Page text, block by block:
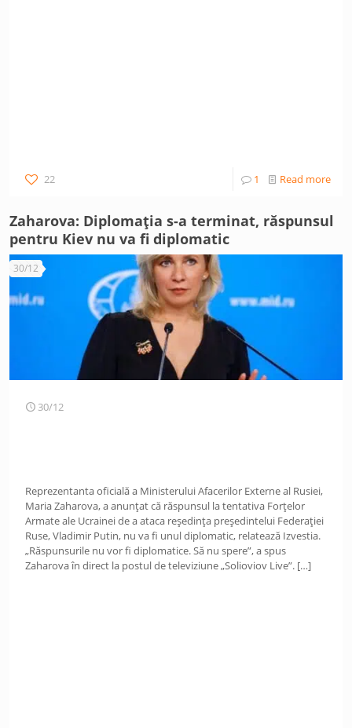
22 1 Read more
Zaharova: Diplomația s-a terminat, răspunsul
pentru Kiev nu va fi diplomatic
30/12
30/12
Reprezentanta oficială a Ministerului Afacerilor Externe al Rusiei,
Maria Zaharova, a anunțat că răspunsul la tentativa Forțelor
Armate ale Ucrainei de a ataca reședința președintelui Federației
Ruse, Vladimir Putin, nu va fi unul diplomatic, relatează Izvestia.
„Răspunsurile nu vor fi diplomatice. Să nu spere”, a spus
Zaharova în direct la postul de televiziune „Solioviov Live”. […]